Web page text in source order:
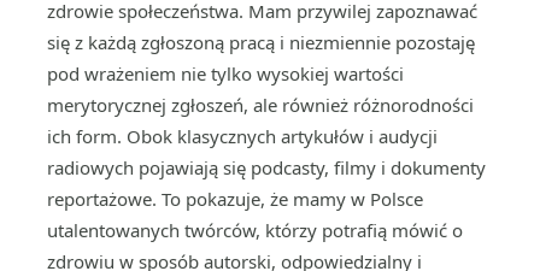
zdrowie społeczeństwa. Mam przywilej zapoznawać
się z każdą zgłoszoną pracą i niezmiennie pozostaję
pod wrażeniem nie tylko wysokiej wartości
merytorycznej zgłoszeń, ale również różnorodności
ich form. Obok klasycznych artykułów i audycji
radiowych pojawiają się podcasty, filmy i dokumenty
reportażowe. To pokazuje, że mamy w Polsce
utalentowanych twórców, którzy potrafią mówić o
zdrowiu w sposób autorski, odpowiedzialny i